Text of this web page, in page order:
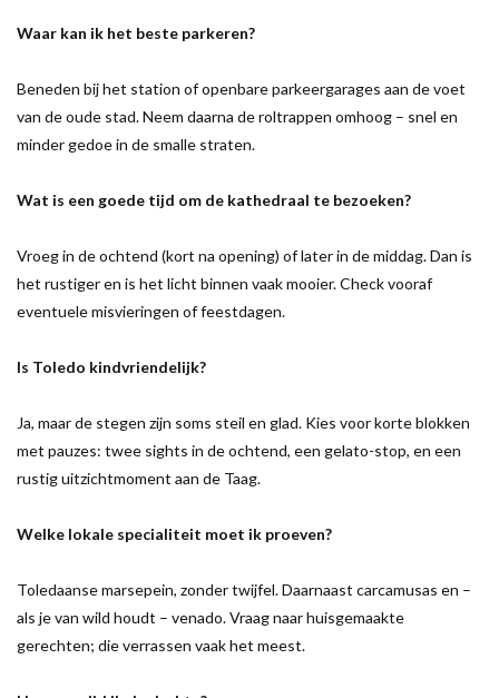
Waar kan ik het beste parkeren?
Beneden bij het station of openbare parkeergarages aan de voet
van de oude stad. Neem daarna de roltrappen omhoog – snel en
minder gedoe in de smalle straten.
Wat is een goede tijd om de kathedraal te bezoeken?
Vroeg in de ochtend (kort na opening) of later in de middag. Dan is
het rustiger en is het licht binnen vaak mooier. Check vooraf
eventuele misvieringen of feestdagen.
Is Toledo kindvriendelijk?
Ja, maar de stegen zijn soms steil en glad. Kies voor korte blokken
met pauzes: twee sights in de ochtend, een gelato-stop, en een
rustig uitzichtmoment aan de Taag.
Welke lokale specialiteit moet ik proeven?
Toledaanse marsepein, zonder twijfel. Daarnaast carcamusas en –
als je van wild houdt – venado. Vraag naar huisgemaakte
gerechten; die verrassen vaak het meest.